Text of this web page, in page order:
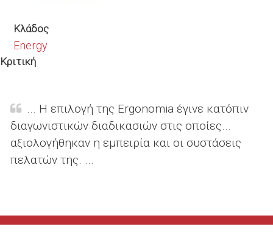
Κλάδος
Energy
Κριτική
... Η επιλογή της Ergonomia έγινε κατόπιν
διαγωνιστικών διαδικασιών στις οποίες...
αξιολογήθηκαν η εμπειρία και οι συστάσεις
πελατών της. ...